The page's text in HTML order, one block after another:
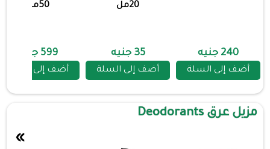
240 جنيه
أضف إلى السلة
20مل
35 جنيه
أضف إلى السلة
50مل
599 جنيه
أضف إلى السلة
مزيل عرق Deodorants
»